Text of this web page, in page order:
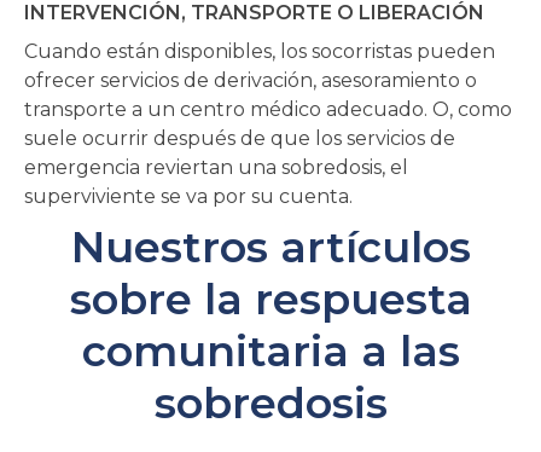
INTERVENCIÓN, TRANSPORTE O LIBERACIÓN
Cuando están disponibles, los socorristas pueden
ofrecer servicios de derivación, asesoramiento o
transporte a un centro médico adecuado. O, como
suele ocurrir después de que los servicios de
emergencia reviertan una sobredosis, el
superviviente se va por su cuenta.
Nuestros artículos
sobre la respuesta
comunitaria a las
sobredosis